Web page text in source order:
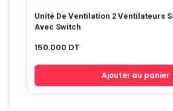
Unité De Ventilation 2 Ventilateurs
Avec Switch
150.000 DT
Ajouter au panier